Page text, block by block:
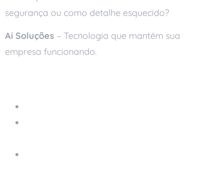
segurança ou como detalhe esquecido?
Ai Soluções – Tecnologia que mantém sua
empresa funcionando.